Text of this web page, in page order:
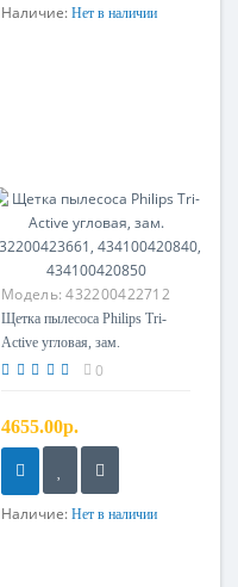
Наличие: Нет в наличии
Модель:432200422712
Щетка пылесоса Philips Tri-
Active угловая, зам.
432200423661, 434100420840,
0
4655.00р.
Наличие: Нет в наличии